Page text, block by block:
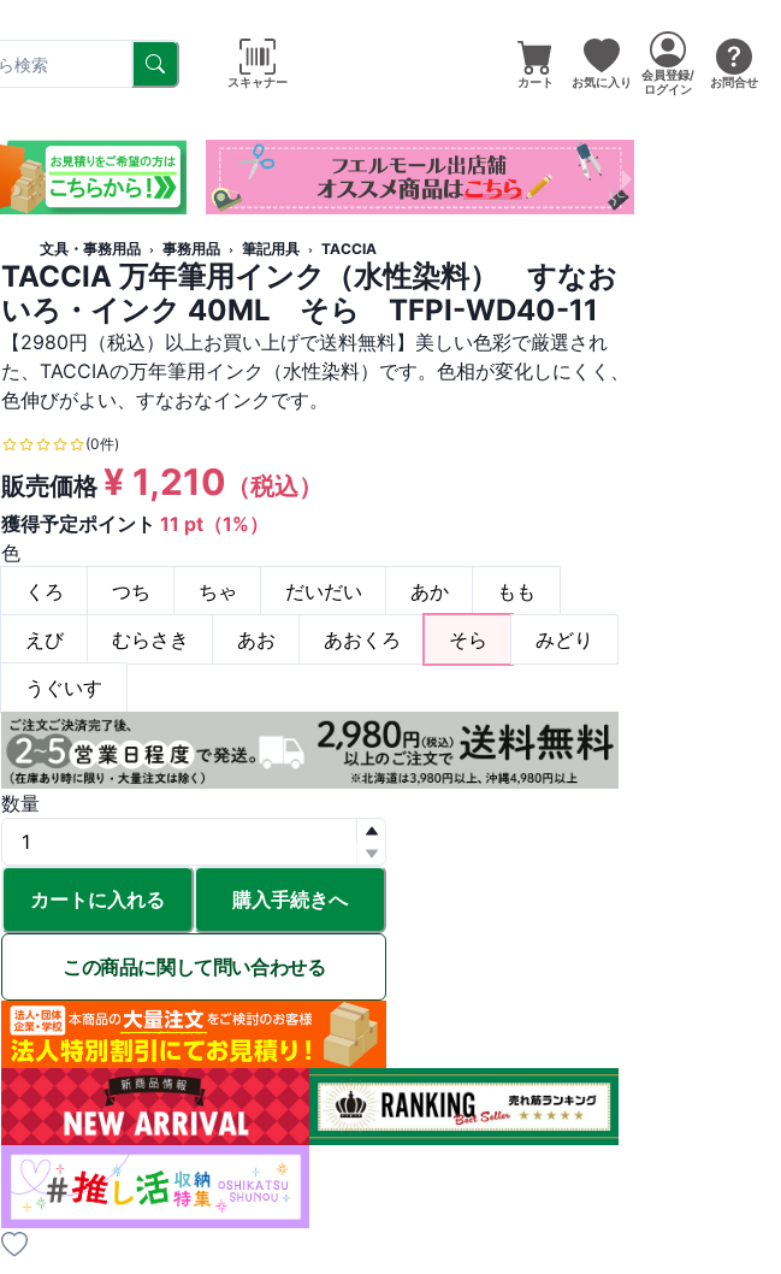
スキャナー カート お気に入り
会員登録/
ログイン
お問合せ
文具・事務用品 事務用品 筆記用具 TACCIA
TACCIA 万年筆用インク（水性染料） すなお
いろ・インク 40ML そら TFPI-WD40-11
【2980円（税込）以上お買い上げで送料無料】美しい色彩で厳選され
た、TACCIAの万年筆用インク（水性染料）です。色相が変化しにくく、
色伸びがよい、すなおなインクです。
(0件)
販売価格¥ 1,210 （税込）
獲得予定ポイント 11 pt（1%）
色
くろ
つち ちゃ だいだい あか
もも
えび
むらさき あお あおくろ そら
みどり
うぐいす
数量
カートに入れる 購入手続きへ
この商品に関して問い合わせる